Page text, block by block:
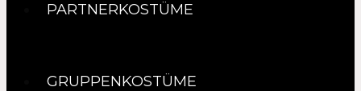
PARTNERKOSTÜME
GRUPPENKOSTÜME